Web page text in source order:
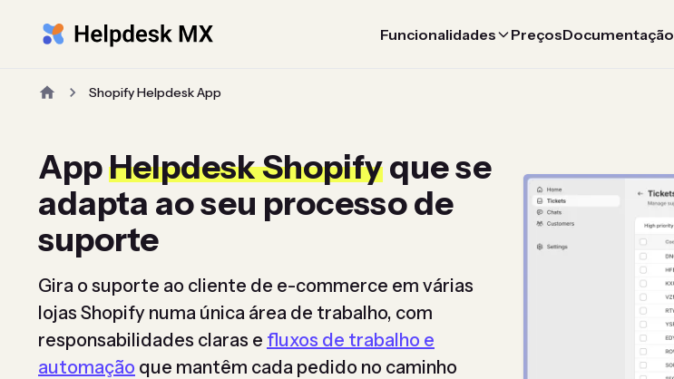
Funcionalidades PreçosDocumentação
Shopify Helpdesk App
AppHelpdesk Shopifyque se
adapta ao seu processo de
suporte
Gira o suporte ao cliente de e-commerce em várias
lojas Shopify numa única área de trabalho, com
responsabilidades claras e fluxos de trabalho e
automação que mantêm cada pedido no caminho